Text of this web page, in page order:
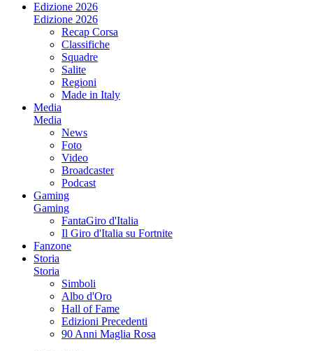
Edizione 2026
Edizione 2026
Recap Corsa
Classifiche
Squadre
Salite
Regioni
Made in Italy
Media
Media
News
Foto
Video
Broadcaster
Podcast
Gaming
Gaming
FantaGiro d'Italia
Il Giro d'Italia su Fortnite
Fanzone
Storia
Storia
Simboli
Albo d'Oro
Hall of Fame
Edizioni Precedenti
90 Anni Maglia Rosa